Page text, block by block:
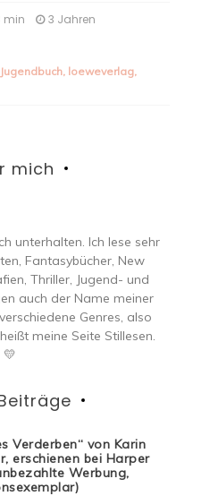
min
3 Jahren
Jugendbuch, loeweverlag,
mich
unterhalten. Ich lese sehr
Fantasybücher, New
Thriller, Jugend- und
auch der Name meiner
Genres, also
meine Seite Stillesen.
💛
Verderben“ von Karin
erschienen bei Harper
Werbung,